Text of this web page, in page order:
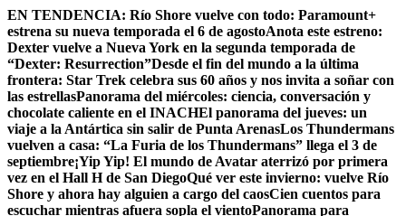
Skip
to
content
EN TENDENCIA: Río Shore vuelve con todo: Paramount+
estrena su nueva temporada el 6 de agostoAnota este estreno:
Dexter vuelve a Nueva York en la segunda temporada de
“Dexter: Resurrection”Desde el fin del mundo a la última
frontera: Star Trek celebra sus 60 años y nos invita a soñar con
las estrellasPanorama del miércoles: ciencia, conversación y
chocolate caliente en el INACHEl panorama del jueves: un
viaje a la Antártica sin salir de Punta ArenasLos Thundermans
vuelven a casa: “La Furia de los Thundermans” llega el 3 de
septiembre¡Yip Yip! El mundo de Avatar aterrizó por primera
vez en el Hall H de San DiegoQué ver este invierno: vuelve Río
Shore y ahora hay alguien a cargo del caosCien cuentos para
escuchar mientras afuera sopla el vientoPanorama para